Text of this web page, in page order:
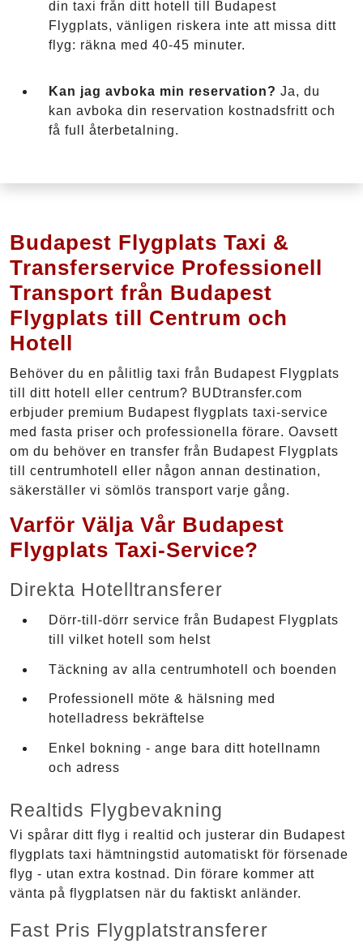
din taxi från ditt hotell till Budapest
Flygplats, vänligen riskera inte att missa ditt
flyg: räkna med 40-45 minuter.
Kan jag avboka min reservation? Ja, du
kan avboka din reservation kostnadsfritt och
få full återbetalning.
Budapest Flygplats Taxi &
Transferservice Professionell
Transport från Budapest
Flygplats till Centrum och
Hotell
Behöver du en pålitlig taxi från Budapest Flygplats
till ditt hotell eller centrum? BUDtransfer.com
erbjuder premium Budapest flygplats taxi-service
med fasta priser och professionella förare. Oavsett
om du behöver en transfer från Budapest Flygplats
till centrumhotell eller någon annan destination,
säkerställer vi sömlös transport varje gång.
Varför Välja Vår Budapest
Flygplats Taxi-Service?
Direkta Hotelltransferer
Dörr-till-dörr service från Budapest Flygplats
till vilket hotell som helst
Täckning av alla centrumhotell och boenden
Professionell möte & hälsning med
hotelladress bekräftelse
Enkel bokning - ange bara ditt hotellnamn
och adress
Realtids Flygbevakning
Vi spårar ditt flyg i realtid och justerar din Budapest
flygplats taxi hämtningstid automatiskt för försenade
flyg - utan extra kostnad. Din förare kommer att
vänta på flygplatsen när du faktiskt anländer.
Fast Pris Flygplatstransferer